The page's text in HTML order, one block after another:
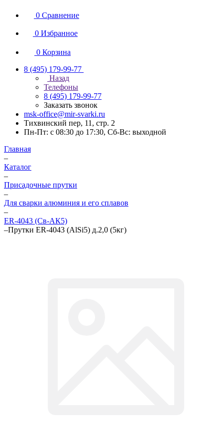
0 Сравнение
0 Избранное
0 Корзина
8 (495) 179-99-77
Назад
Телефоны
8 (495) 179-99-77
Заказать звонок
msk-office@mir-svarki.ru
Тихвинский пер, 11, стр. 2
Пн-Пт: с 08:30 до 17:30, Сб-Вс: выходной
Главная
–
Каталог
–
Присадочные прутки
–
Для сварки алюминия и его сплавов
–
ER-4043 (Св-АК5)
–Прутки ER-4043 (AlSi5) д.2,0 (5кг)